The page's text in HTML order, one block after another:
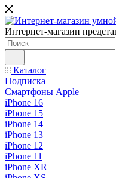
Интернет-магазин
Каталог
Подписка
Смартфоны Apple
iPhone 16
iPhone 15
iPhone 14
iPhone 13
iPhone 12
iPhone 11
iPhone XR